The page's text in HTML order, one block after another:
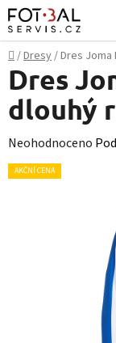
Přejít
na
obsah
Domů
/Dresy/Dres Joma
Dres
dlouhý
Průměrné
hodnocení
Neohodnoceno
AKČNÍ CENA